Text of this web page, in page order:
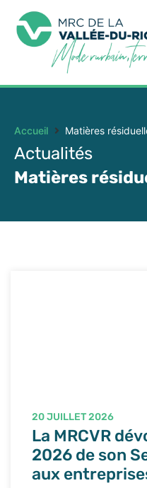
Accueil Matières
Actualités
Matières
20 JUILLET 2026
La MRCVR
2026 de son
aux